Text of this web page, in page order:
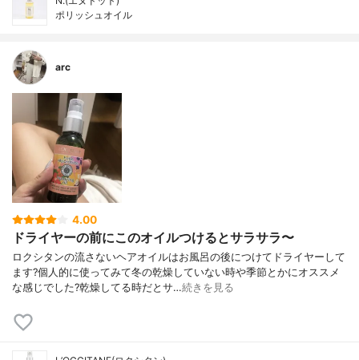
ポリッシュオイル
arc
4.00
ドライヤーの前にこのオイルつけるとサラサラ〜
ロクシタンの流さないヘアオイルはお風呂の後につけてドライヤーして
ます?個人的に使ってみて冬の乾燥していない時や季節とかにオススメ
な感じでした?乾燥してる時だとサ…続きを見る